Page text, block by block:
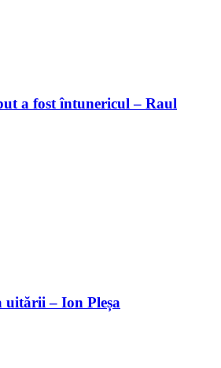
a fost întunericul – Raul
uitării – Ion Pleșa